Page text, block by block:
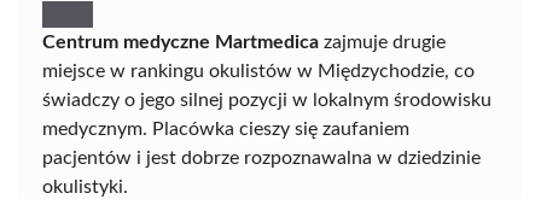
Centrum medyczne Martmedica zajmuje drugie
miejsce w rankingu okulistów w Międzychodzie, co
świadczy o jego silnej pozycji w lokalnym środowisku
medycznym. Placówka cieszy się zaufaniem
pacjentów i jest dobrze rozpoznawalna w dziedzinie
okulistyki.